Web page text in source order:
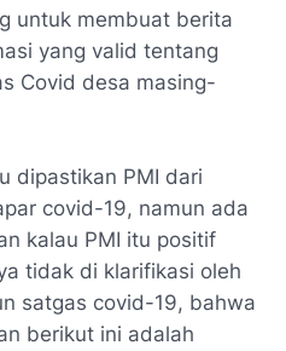
untuk membuat berita
yang valid tentang
Covid desa masing-
dipastikan PMI dari
covid-19, namun ada
kalau PMI itu positif
tidak di klarifikasi oleh
satgas covid-19, bahwa
berikut ini adalah